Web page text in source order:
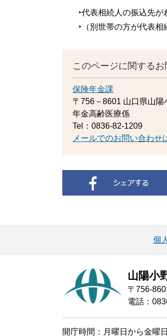
‣代表相続人の振込先が
‣（別世帯の方が代表
このページに関する
保険年金課
〒756－8601 山口県山
年金高齢医療係
Tel：0836-82-1209
メールでのお問い合わせ
個
山陽小
〒756-
電話：
開庁時間：月曜日から金曜